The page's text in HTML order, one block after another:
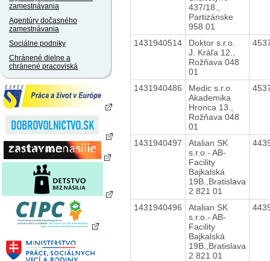
zamestnávania
Agentúry dočasného
zamestnávania
Sociálne podniky
Chránené dielne a
chránené pracoviská
437/18.,
Partizánske
958 01
1431940514
Doktor s.r.o.
J. Kráľa 12.,
Rožňava 048
01
1431940486
Medic s.r.o.
Akademika
Hronca 13.,
Rožňava 048
01
1431940497
Atalian SK
s.r.o.- AB-
Facility
Bajkalská
19B.,Bratislava
2 821 01
1431940496
Atalian SK
s.r.o.- AB-
Facility
Bajkalská
19B.,Bratislava
2 821 01